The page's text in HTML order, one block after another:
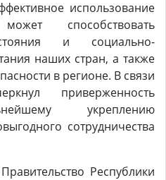
использование
способствовать
и социально-
наших стран, а также
в регионе. В связи
приверженность
укреплению
сотрудничества
Республики